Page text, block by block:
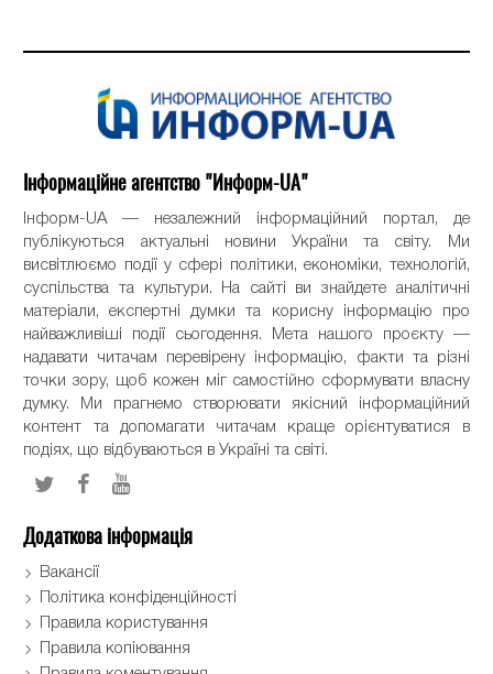
Інформаційне агентство "Информ-UA"
Інформ-UA — незалежний інформаційний портал, де
публікуються актуальні новини України та світу. Ми
висвітлюємо події у сфері політики, економіки, технологій,
суспільства та культури. На сайті ви знайдете аналітичні
матеріали, експертні думки та корисну інформацію про
найважливіші події сьогодення. Мета нашого проєкту —
надавати читачам перевірену інформацію, факти та різні
точки зору, щоб кожен міг самостійно сформувати власну
думку. Ми прагнемо створювати якісний інформаційний
контент та допомагати читачам краще орієнтуватися в
подіях, що відбуваються в Україні та світі.
Додаткова інформація
Вакансії
Політика конфіденційності
Правила користування
Правила копіювання